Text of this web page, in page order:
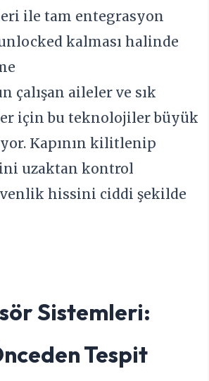
ile tam entegrasyon
kalması halinde
çalışan aileler ve sık
için bu teknolojiler büyük
Kapının kilitlenip
uzaktan kontrol
hissini ciddi şekilde
Sistemleri:
Tespit